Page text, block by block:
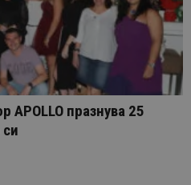
APOLLO празнува 25